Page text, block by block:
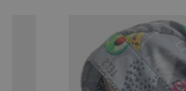
NECLASIFICATE